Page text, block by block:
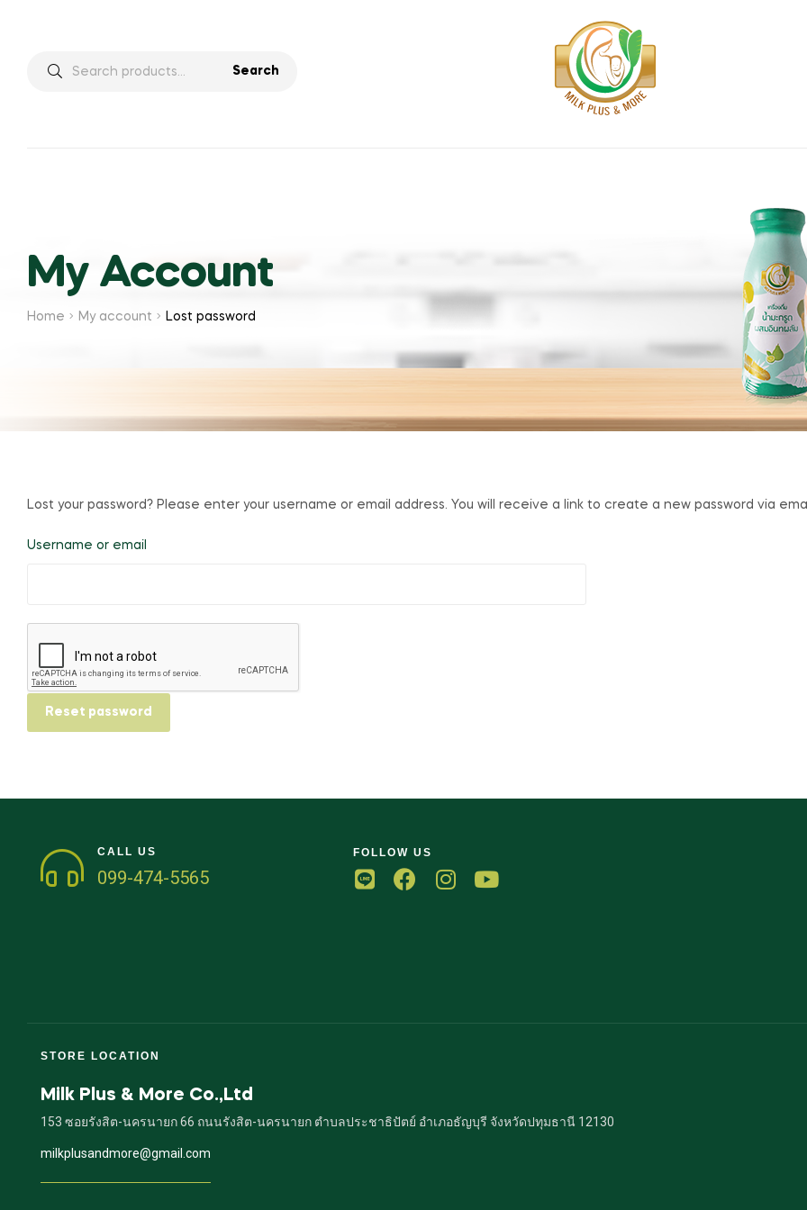
Search
My Account
Home My account Lost password
Lost your password? Please enter your username or email address. You will receive a link to create a new password via
Username or email
Reset password
CALL US
099-474-5565
FOLLOW US
STORE LOCATION
Milk Plus & More Co.,Ltd
153 ซอยรังสิต-นครนายก 66 ถนนรังสิต-นครนายก ตำบลประชาธิปัตย์ อำเภอธัญบุรี จังหวัดปทุมธานี 12130
milkplusandmore@gmail.com